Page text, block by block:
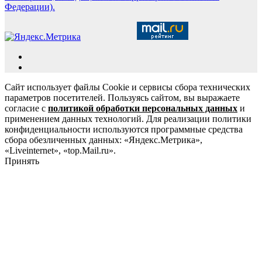
Федерации).
Сайт использует файлы Cookie и сервисы сбора технических
параметров посетителей. Пользуясь сайтом, вы выражаете
согласие с политикой обработки персональных данных и
применением данных технологий. Для реализации политики
конфиденциальности используются программные средства
сбора обезличенных данных: «Яндекс.Метрика»,
«Liveinternet», «top.Mail.ru».
Принять